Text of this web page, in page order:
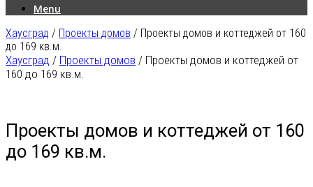
Menu
Хаусград / Проекты домов / Проекты домов и коттеджей от 160
до 169 кв.м.
Хаусград / Проекты домов / Проекты домов и коттеджей от
160 до 169 кв.м.
Проекты домов и коттеджей от 160
до 169 кв.м.